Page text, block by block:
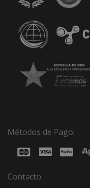
Métodos de Pago:
Contacto: